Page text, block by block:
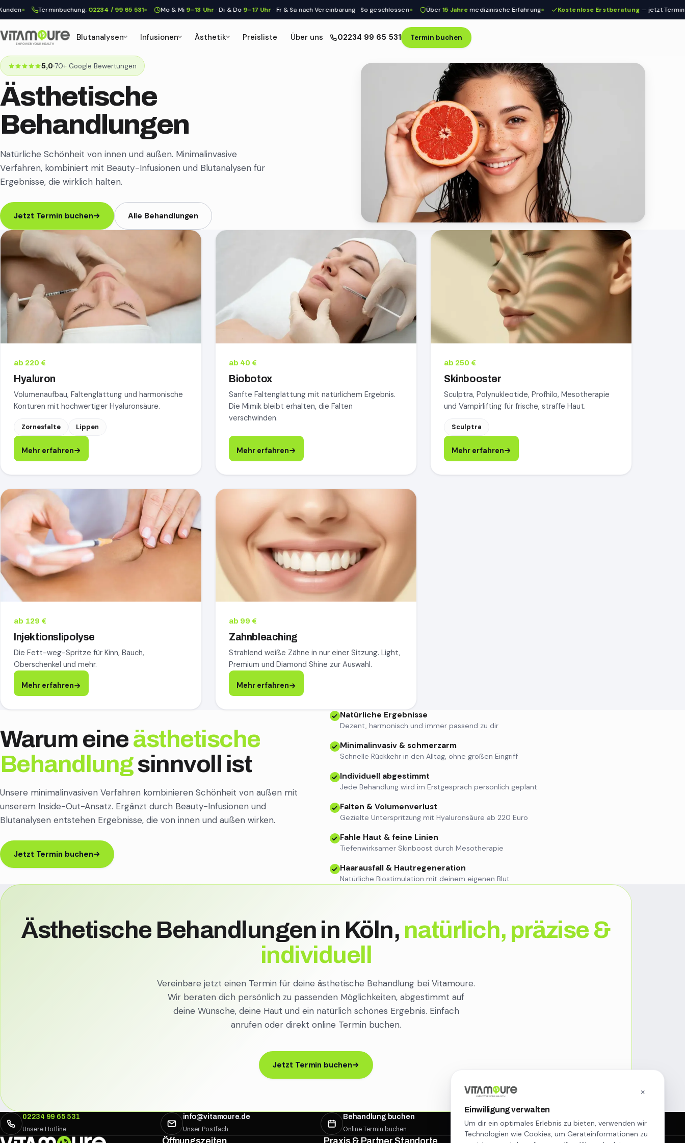
Terminbuchung:02234 / 99 65 531 Mo & Mi9–13 Uhr · Di & Do 9–17 Uhr · Fr & Sa nach Vereinbarung · So geschlossen Über 15 Jahremedizinische Erfahrung Kostenlose Erstberatung— jetzt Termin sichern
Blutanalysen Infusionen Ästhetik Preisliste Über uns 02234 99 65 531 Termin buchen
5,0 70+ Google Bewertungen
Ästhetische
Behandlungen
Natürliche Schönheit von innen und außen. Minimalinvasive
Verfahren, kombiniert mit Beauty-Infusionen und Blutanalysen für
Ergebnisse, die wirklich halten.
Jetzt Termin buchen Alle Behandlungen
ab 220 €
Hyaluron
Volumenaufbau, Faltenglättung und harmonische
Konturen mit hochwertiger Hyaluronsäure.
Zornesfalte Lippen
Mehr erfahren
Hyaluron, mehr erfahren
ab 40 €
Biobotox
Sanfte Faltenglättung mit natürlichem Ergebnis.
Die Mimik bleibt erhalten, die Falten
verschwinden.
Mehr erfahren
Biobotox, mehr erfahren
ab 250 €
Skinbooster
Sculptra, Polynukleotide, Profhilo, Mesotherapie
und Vampirlifting für frische, straffe Haut.
Sculptra
Mehr erfahren
Skinbooster, mehr erfahren
ab 129 €
Injektionslipolyse
Die Fett-weg-Spritze für Kinn, Bauch,
Oberschenkel und mehr.
Mehr erfahren
Injektionslipolyse, mehr erfahren
ab 99 €
Zahnbleaching
Strahlend weiße Zähne in nur einer Sitzung. Light,
Premium und Diamond Shine zur Auswahl.
Mehr erfahren
Zahnbleaching, mehr erfahren
Warum eineästhetische
Behandlungsinnvoll ist
Unsere minimalinvasiven Verfahren kombinieren Schönheit von außen mit
unserem Inside-Out-Ansatz. Ergänzt durch Beauty-Infusionen und
Blutanalysen entstehen Ergebnisse, die von innen und außen wirken.
Jetzt Termin buchen
Natürliche Ergebnisse
Dezent, harmonisch und immer passend zu dir
Minimalinvasiv & schmerzarm
Schnelle Rückkehr in den Alltag, ohne großen Eingriff
Individuell abgestimmt
Jede Behandlung wird im Erstgespräch persönlich geplant
Falten & Volumenverlust
Gezielte Unterspritzung mit Hyaluronsäure ab 220 Euro
Fahle Haut & feine Linien
Tiefenwirksamer Skinboost durch Mesotherapie
Haarausfall & Hautregeneration
Natürliche Biostimulation mit deinem eigenen Blut
Ästhetische Behandlungen in Köln, natürlich, präzise &
individuell
Vereinbare jetzt einen Termin für deine ästhetische Behandlung bei Vitamoure.
Wir beraten dich persönlich zu passenden Möglichkeiten, abgestimmt auf
deine Wünsche, deine Haut und ein natürlich schönes Ergebnis. Einfach
anrufen oder direkt online Termin buchen.
Jetzt Termin buchen
02234 99 65 531
Unsere Hotline
info@vitamoure.de
Unser Postfach
Behandlung buchen
Online Termin buchen
WhatsApp Service
Erreiche uns per WhatsApp
×
Einwilligung verwalten
Um dir ein optimales Erlebnis zu bieten, verwenden wir
Technologien wie Cookies, um Geräteinformationen zu